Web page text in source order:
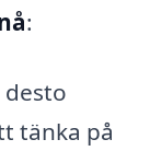
:
desto
tänka på